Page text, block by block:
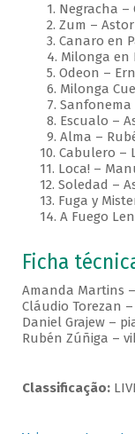
1. Negracha –
2. Zum – Astor
3. Canaro en
4. Milonga en
5. Odeon –
6. Milonga
7. Sanfonema
8. Escualo –
9. Alma –
10. Cabulero –
11. Loca! –
12. Soledad –
13. Fuga y
14. A Fuego
Ficha
Amanda Martins
Cláudio Torezan
Daniel Grajew –
Rubén Zúñiga –
Classificação: